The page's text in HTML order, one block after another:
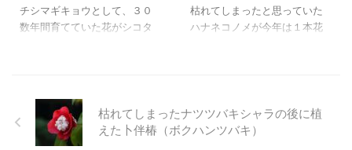
ンギキョウかも
チシマギキョウとして、３０
数年間育てていた花がシコタ
も、チシマギキョウではない
かもしれないと言われていた
ので、本当の名前が分かった
枯れてしまったと思っていた
ハナネコノメが今年は１本花
管理して群生にしたいと願っ
ています。
枯れてしまったナツツバキシャラの後に植
えた卜伴椿（ボクハンツバキ）